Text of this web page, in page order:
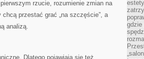
rzucie, rozumienie zmian na
przestać grać „na szczęście”, a
analizą.
Dlatego pojawiają się też
gdzie